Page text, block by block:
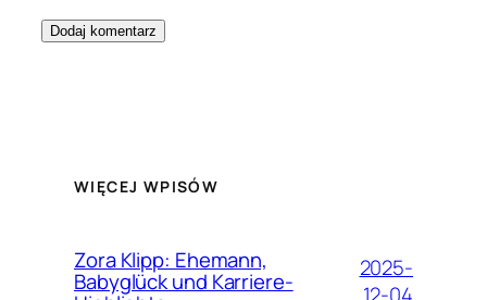
WIĘCEJ WPISÓW
Zora Klipp: Ehemann,
Babyglück und Karriere-
2025-
12-04